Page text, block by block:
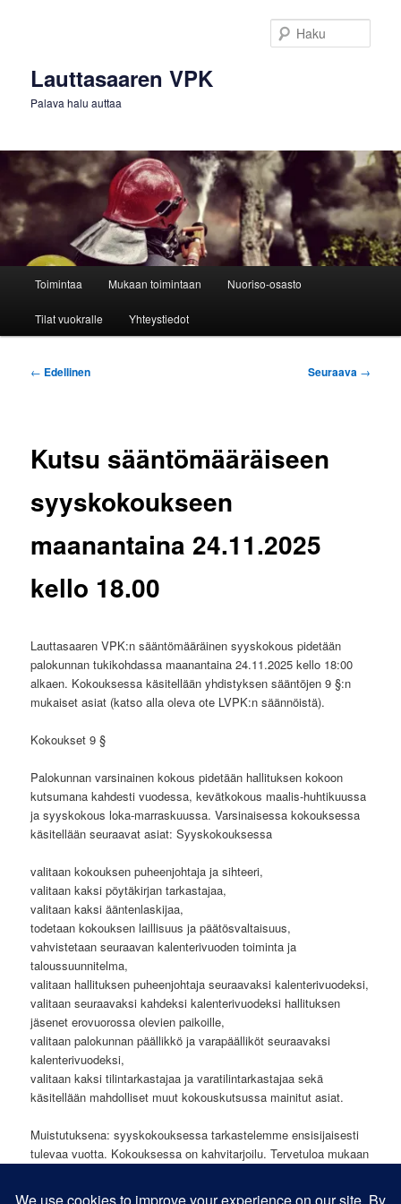
Lauttasaaren VPK
Palava halu auttaa
Toimintaa Mukaan toimintaan Nuoriso-osasto
Tilat vuokralle Yhteystiedot
Artikkelien
← Edellinen Seuraava →
Kutsu sääntömääräiseen
syyskokoukseen
maanantaina 24.11.2025
kello 18.00
Lauttasaaren VPK:n sääntömääräinen syyskokous pidetään
palokunnan tukikohdassa maanantaina 24.11.2025 kello 18:00
alkaen. Kokouksessa käsitellään yhdistyksen sääntöjen 9 §:n
mukaiset asiat (katso alla oleva ote LVPK:n säännöistä).
Kokoukset 9 §
Palokunnan varsinainen kokous pidetään hallituksen kokoon
kutsumana kahdesti vuodessa, kevätkokous maalis-huhtikuussa
ja syyskokous loka-marraskuussa. Varsinaisessa kokouksessa
käsitellään seuraavat asiat: Syyskokouksessa
valitaan kokouksen puheenjohtaja ja sihteeri,
valitaan kaksi pöytäkirjan tarkastajaa,
valitaan kaksi ääntenlaskijaa,
todetaan kokouksen laillisuus ja päätösvaltaisuus,
vahvistetaan seuraavan kalenterivuoden toiminta ja
taloussuunnitelma,
valitaan hallituksen puheenjohtaja seuraavaksi kalenterivuodeksi,
valitaan seuraavaksi kahdeksi kalenterivuodeksi hallituksen
jäsenet erovuorossa olevien paikoille,
valitaan palokunnan päällikkö ja varapäälliköt seuraavaksi
kalenterivuodeksi,
valitaan kaksi tilintarkastajaa ja varatilintarkastajaa sekä
käsitellään mahdolliset muut kokouskutsussa mainitut asiat.
Muistutuksena: syyskokouksessa tarkastelemme ensisijaisesti
tulevaa vuotta. Kokouksessa on kahvitarjoilu. Tervetuloa mukaan
Kokouksessa äänioikeus kaikilla yli 18-vuotiailla palokunnan